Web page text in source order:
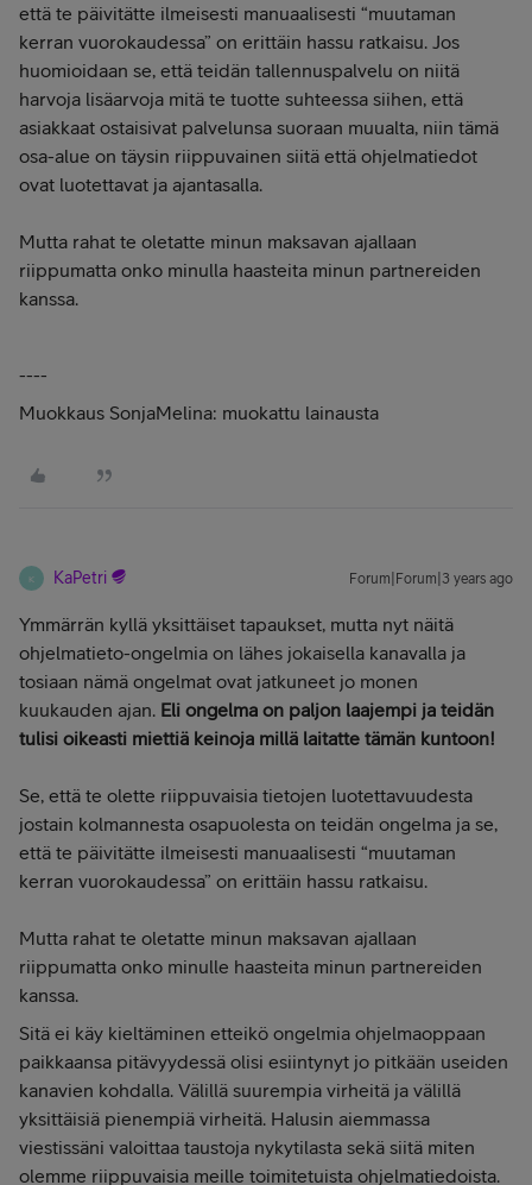
että te päivitätte ilmeisesti manuaalisesti “muutaman
kerran vuorokaudessa” on erittäin hassu ratkaisu. Jos
huomioidaan se, että teidän tallennuspalvelu on niitä
harvoja lisäarvoja mitä te tuotte suhteessa siihen, että
asiakkaat ostaisivat palvelunsa suoraan muualta, niin tämä
osa-alue on täysin riippuvainen siitä että ohjelmatiedot
ovat luotettavat ja ajantasalla.
Mutta rahat te oletatte minun maksavan ajallaan
riippumatta onko minulla haasteita minun partnereiden
kanssa.
----
Muokkaus SonjaMelina: muokattu lainausta
K KaPetri Forum|Forum|3 years ago
Ymmärrän kyllä yksittäiset tapaukset, mutta nyt näitä
ohjelmatieto-ongelmia on lähes jokaisella kanavalla ja
tosiaan nämä ongelmat ovat jatkuneet jo monen
kuukauden ajan. Eli ongelma on paljon laajempi ja teidän
tulisi oikeasti miettiä keinoja millä laitatte tämän kuntoon!
Se, että te olette riippuvaisia tietojen luotettavuudesta
jostain kolmannesta osapuolesta on teidän ongelma ja se,
että te päivitätte ilmeisesti manuaalisesti “muutaman
kerran vuorokaudessa” on erittäin hassu ratkaisu.
Mutta rahat te oletatte minun maksavan ajallaan
riippumatta onko minulle haasteita minun partnereiden
kanssa.
Sitä ei käy kieltäminen etteikö ongelmia ohjelmaoppaan
paikkaansa pitävyydessä olisi esiintynyt jo pitkään useiden
kanavien kohdalla. Välillä suurempia virheitä ja välillä
yksittäisiä pienempiä virheitä. Halusin aiemmassa
viestissäni valoittaa taustoja nykytilasta sekä siitä miten
olemme riippuvaisia meille toimitetuista ohjelmatiedoista.